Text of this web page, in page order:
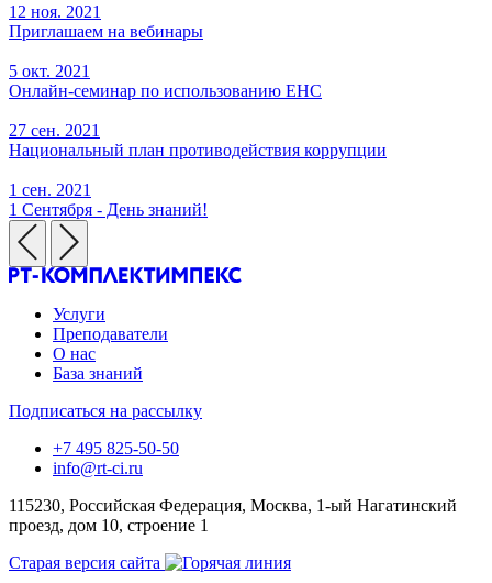
12 ноя. 2021
Приглашаем на вебинары
5 окт. 2021
Онлайн-семинар по использованию ЕНС
27 сен. 2021
Национальный план противодействия коррупции
1 сен. 2021
1 Сентября - День знаний!
Услуги
Преподаватели
О нас
База знаний
Подписаться на рассылку
+7 495 825-50-50
info@rt-ci.ru
115230, Российская Федерация, Москва, 1-ый Нагатинский
проезд, дом 10, строение 1
Старая версия сайта